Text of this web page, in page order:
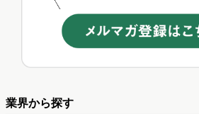
業界から探す